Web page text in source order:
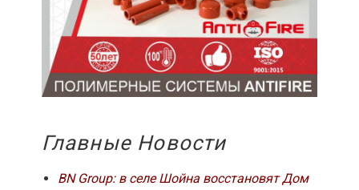
Главные Новости
BN Group: в селе Шойна восстановят Дом